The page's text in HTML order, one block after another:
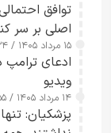
توافق
اصلی بر سر
۱۵ مرداد ۱۴۰۵ / ۰۸:۳۴
ادعای ترامپ
ویدیو
۱۴ مرداد ۱۴۰۵ / ۲۲:۵۵
پزشکیان: